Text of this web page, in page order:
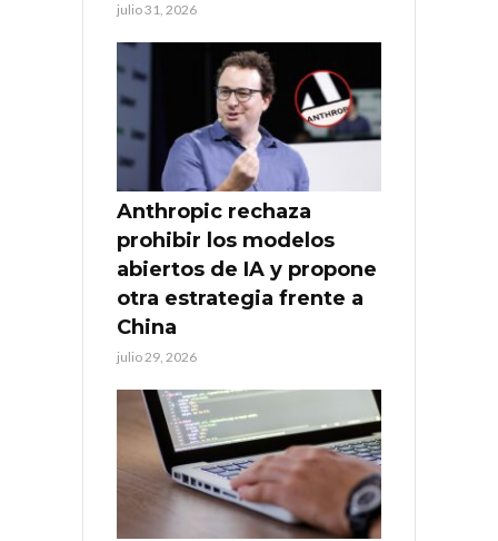
julio 31, 2026
Anthropic rechaza
prohibir los modelos
abiertos de IA y propone
otra estrategia frente a
China
julio 29, 2026